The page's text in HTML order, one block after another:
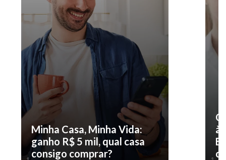
Minha Casa, Minha Vida:
ganho R$ 5 mil, qual casa
consigo comprar?
O
à